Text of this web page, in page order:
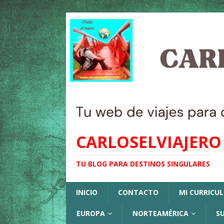
CARLOSELVIAJERO
TU BLOG PARA DESTINOS SINGULARES
INICIO CONTACTO MI
EUROPA NORTEAMÉRICA